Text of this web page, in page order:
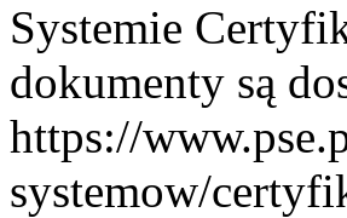
Systemie
dokumenty są
https://
systemow/